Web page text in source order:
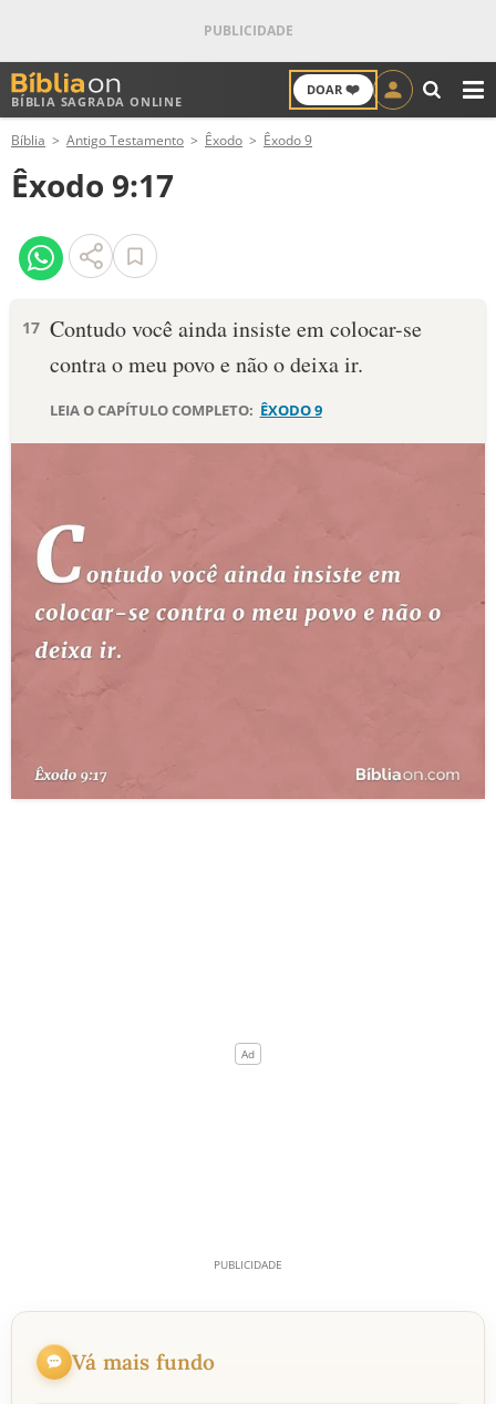
BÍBLIA SAGRADA ONLINE
DOAR ❤️
ANTIGO TESTAMENTO
NOVO TESTAMENTO
VERSÍCULOS
PALAVRA DO DIA
10 MANDAMENTOS
ESTUDOS BÍBLICOS
ESBOÇOS DE PREGAÇÃO
PERGUNTE À BÍBLIA
Bíblia Antigo Testamento Êxodo Êxodo 9
Êxodo 9:17
17 Contudo você ainda insiste em colocar-se
contra o meu povo e não o deixa ir.
LEIA O CAPÍTULO COMPLETO: ÊXODO 9
Vá mais fundo